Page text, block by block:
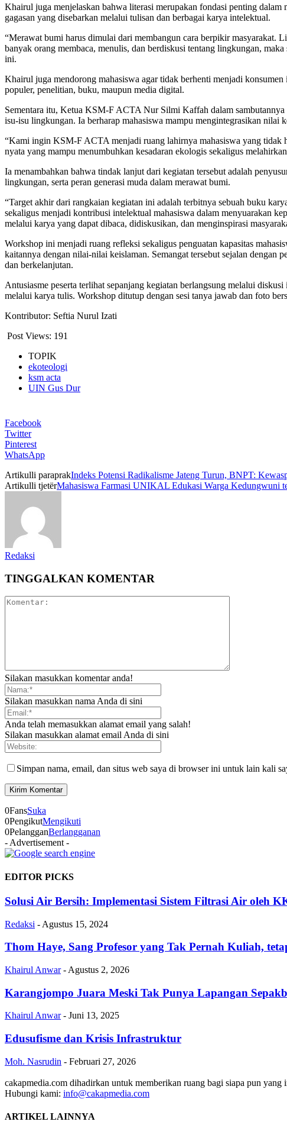
Khairul juga menjelaskan bahwa literasi merupakan fondasi penting
gagasan yang disebarkan melalui tulisan dan berbagai karya intelektual.
“Merawat bumi harus dimulai dari membangun cara berpikir masyarakat.
banyak orang membaca, menulis, dan berdiskusi tentang lingkungan,
ini.
Khairul juga mendorong mahasiswa agar tidak berhenti menjadi
populer, penelitian, buku, maupun media digital.
Sementara itu, Ketua KSM-F ACTA Nur Silmi Kaffah dalam
isu-isu lingkungan. Ia berharap mahasiswa mampu mengintegrasikan nilai
“Kami ingin KSM-F ACTA menjadi ruang lahirnya mahasiswa yang tidak
nyata yang mampu menumbuhkan kesadaran ekologis sekaligus
Ia menambahkan bahwa tindak lanjut dari kegiatan tersebut adalah
lingkungan, serta peran generasi muda dalam merawat bumi.
“Target akhir dari rangkaian kegiatan ini adalah terbitnya sebuah buku
sekaligus menjadi kontribusi intelektual mahasiswa dalam menyuarakan
melalui karya yang dapat dibaca, didiskusikan, dan menginspirasi
Workshop ini menjadi ruang refleksi sekaligus penguatan kapasitas
kaitannya dengan nilai-nilai keislaman. Semangat tersebut sejalan
dan berkelanjutan.
Antusiasme peserta terlihat sepanjang kegiatan berlangsung melalui
melalui karya tulis. Workshop ditutup dengan sesi tanya jawab dan foto
Kontributor: Seftia Nurul Izati
Post Views: 191
TOPIK
ekoteologi
ksm acta
UIN Gus Dur
Facebook
Twitter
Pinterest
WhatsApp
Artikulli paraprakIndeks Potensi Radikalisme Jateng Turun, BNPT:
Artikulli tjetërMahasiswa Farmasi UNIKAL Edukasi Warga Kedungwuni
Redaksi
TINGGALKAN KOMENTAR
Silakan masukkan komentar anda!
Silakan masukkan nama Anda di sini
Anda telah memasukkan alamat email yang salah!
Silakan masukkan alamat email Anda di sini
Simpan nama, email, dan situs web saya di browser ini untuk lain kali
0FansSuka
0PengikutMengikuti
0PelangganBerlangganan
- Advertisement -
EDITOR PICKS
Solusi Air Bersih: Implementasi Sistem Filtrasi Air oleh
Redaksi - Agustus 15, 2024
Thom Haye, Sang Profesor yang Tak Pernah Kuliah,
Khairul Anwar - Agustus 2, 2026
Karangjompo Juara Meski Tak Punya Lapangan
Khairul Anwar - Juni 13, 2025
Edusufisme dan Krisis Infrastruktur
Moh. Nasrudin - Februari 27, 2026
cakapmedia.com dihadirkan untuk memberikan ruang bagi siapa pun
Hubungi kami: info@cakapmedia.com
ARTIKEL LAINNYA